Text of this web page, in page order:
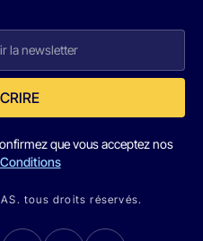
que vous acceptez nos
tous droits réservés.